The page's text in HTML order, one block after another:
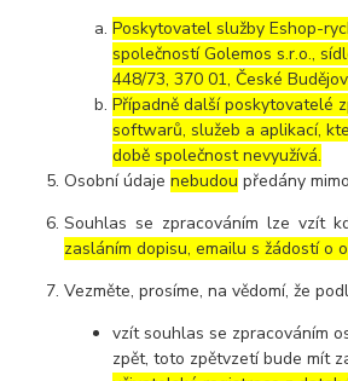
Poskytovatel služby Eshop-
společností Golemos s.r.o.,
448/73, 370 01, České
Případně další poskytovatelé
softwarů, služeb a aplikací,
době společnost nevyužívá.
Osobní údajenebudou předány
Souhlas se zpracováním lze vzít
zasláním dopisu, emailu s žádostí o
Vezměte, prosíme, na vědomí, že
vzít souhlas se zpracováním
zpět, toto zpětvzetí bude mít